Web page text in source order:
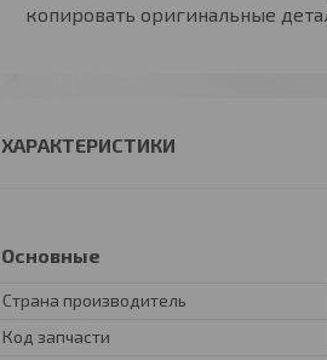
копировать оригинальные
ХАРАКТЕРИСТИКИ
Основные
Страна производитель
Код запчасти